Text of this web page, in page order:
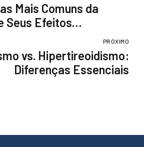
Mais Comuns da
Seus Efeitos
PRÓXIMO
vs. Hipertireoidismo:
Diferenças Essenciais